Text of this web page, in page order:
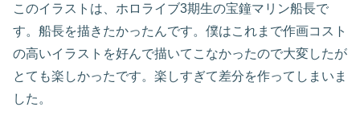
このイラストは、ホロライブ3期生の宝鐘マリン船長で
す。船長を描きたかったんです。僕はこれまで作画コスト
の高いイラストを好んで描いてこなかったので大変したが
とても楽しかったです。楽しすぎて差分を作ってしまいま
した。